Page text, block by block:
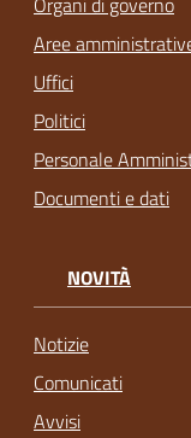
Aree
Uffici
Politici
Personale
Documenti e dati
NOVITÀ
Notizie
Comunicati
Avvisi